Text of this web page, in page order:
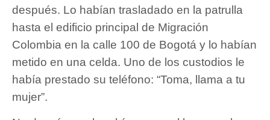
después. Lo habían trasladado en la patrulla
hasta el edificio principal de Migración
Colombia en la calle 100 de Bogotá y lo habían
metido en una celda. Uno de los custodios le
había prestado su teléfono: “Toma, llama a tu
mujer”.